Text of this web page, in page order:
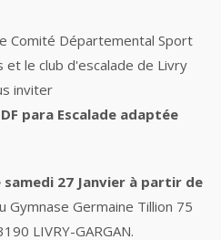
Comité Départemental Sport
et le club d'escalade de Livry
inviter
para Escalade adaptée​
samedi 27 Janvier à partir de
Gymnase Germaine Tillion 75
LIVRY-GARGAN.